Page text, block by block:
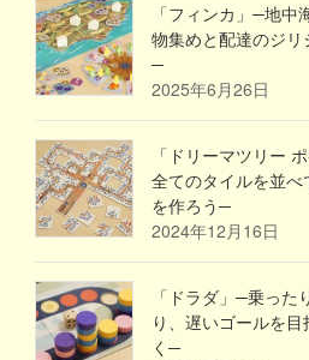
「フィンカ」─地中
物集めと配達のジリ
─
2025年6月26日
「ドリーマツリー
全てのタイルを並べ
を作ろう─
2024年12月16日
「ドラダ」─乗った
り、遅いゴールを目
く─